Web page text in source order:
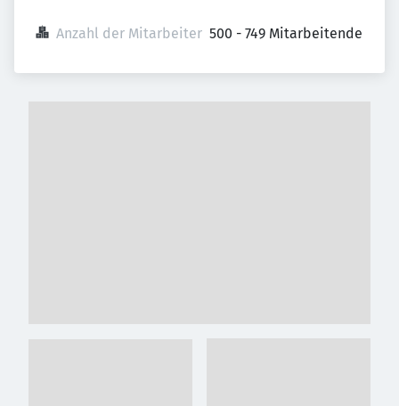
Anzahl der Mitarbeiter 500 - 749 Mitarbeitende